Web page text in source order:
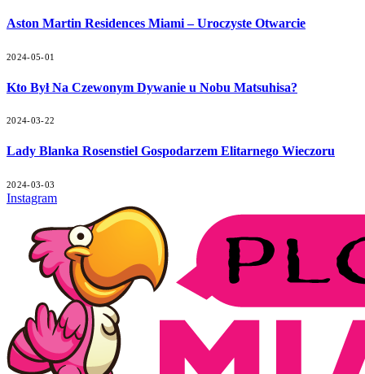
Aston Martin Residences Miami – Uroczyste Otwarcie
2024-05-01
Kto Był Na Czewonym Dywanie u Nobu Matsuhisa?
2024-03-22
Lady Blanka Rosenstiel Gospodarzem Elitarnego Wieczoru
2024-03-03
Instagram